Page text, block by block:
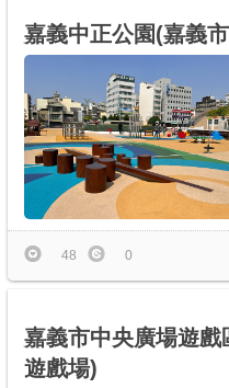
嘉義中正公園(嘉義
48 0
嘉義市中央廣場遊
遊戲場)